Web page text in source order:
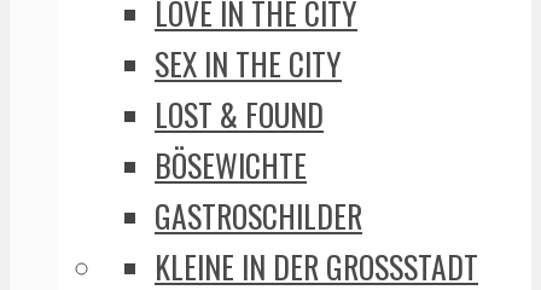
LOVE IN THE CITY
SEX IN THE CITY
LOST & FOUND
BÖSEWICHTE
GASTROSCHILDER
KLEINE IN DER GROSSSTADT